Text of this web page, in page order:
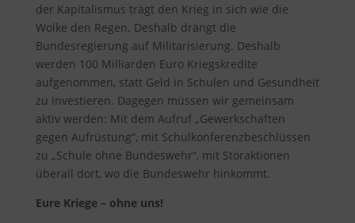
der Kapitalismus trägt den Krieg in sich wie die
Wolke den Regen. Deshalb drängt die
Bundesregierung auf Militarisierung. Deshalb
werden 100 Milliarden Euro Kriegskredite
aufgenommen, statt Geld in Schulen und Gesundheit
zu investieren. Dagegen müssen wir gemeinsam
aktiv werden: Mit dem Aufruf „Gewerkschaften
gegen Aufrüstung“, mit Schulkonferenzbeschlüssen
zu „Schule ohne Bundeswehr“, mit Störaktionen
überall dort, wo die Bundeswehr hinkommt.
Eure Kriege – ohne uns!